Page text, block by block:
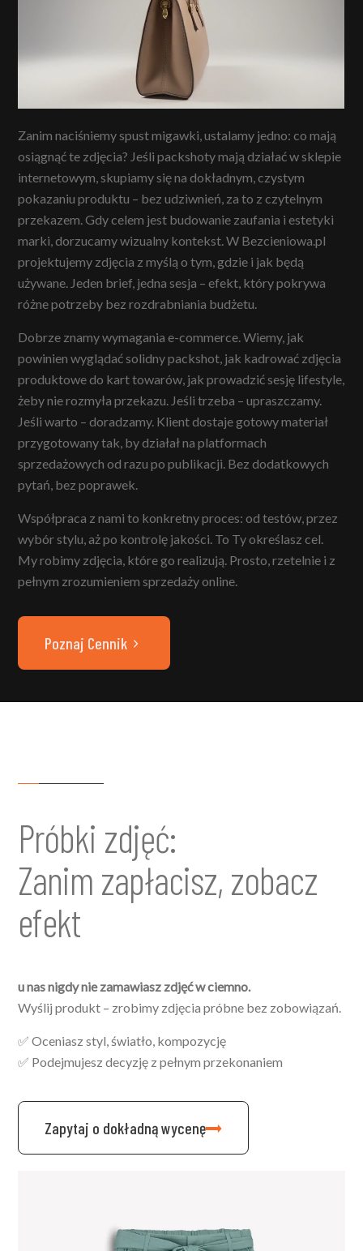
Zanim naciśniemy spust migawki, ustalamy jedno: co mają
osiągnąć te zdjęcia? Jeśli packshoty mają działać w sklepie
internetowym, skupiamy się na dokładnym, czystym
pokazaniu produktu – bez udziwnień, za to z czytelnym
przekazem. Gdy celem jest budowanie zaufania i estetyki
marki, dorzucamy wizualny kontekst. W Bezcieniowa.pl
projektujemy zdjęcia z myślą o tym, gdzie i jak będą
używane. Jeden brief, jedna sesja – efekt, który pokrywa
różne potrzeby bez rozdrabniania budżetu.
Dobrze znamy wymagania e-commerce. Wiemy, jak
powinien wyglądać solidny packshot, jak kadrować zdjęcia
produktowe do kart towarów, jak prowadzić sesję lifestyle,
żeby nie rozmyła przekazu. Jeśli trzeba – upraszczamy.
Jeśli warto – doradzamy. Klient dostaje gotowy materiał
przygotowany tak, by działał na platformach
sprzedażowych od razu po publikacji. Bez dodatkowych
pytań, bez poprawek.
Współpraca z nami to konkretny proces: od testów, przez
wybór stylu, aż po kontrolę jakości. To Ty określasz cel.
My robimy zdjęcia, które go realizują. Prosto, rzetelnie i z
pełnym zrozumieniem sprzedaży online.
Poznaj Cennik
Próbki zdjęć:
Zanim zapłacisz, zobacz
efekt
u nas nigdy nie zamawiasz zdjęć w ciemno.
Wyślij produkt – zrobimy zdjęcia próbne bez zobowiązań.
✅ Oceniasz styl, światło, kompozycję
✅ Podejmujesz decyzję z pełnym przekonaniem
Zapytaj o dokładną wycenę